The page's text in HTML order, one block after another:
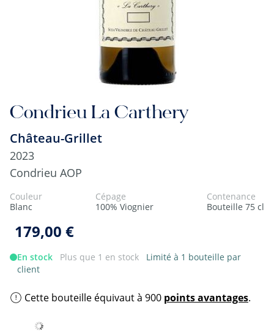
Condrieu La Carthery
Château-Grillet
2023
Condrieu AOP
Couleur
Blanc
Cépage
100% Viognier
Contenance
Bouteille 75 cl
179,00 €
En stock Plus que 1 en stock
Limité à 1 bouteille par
client
Cette bouteille équivaut à 900 points avantages.